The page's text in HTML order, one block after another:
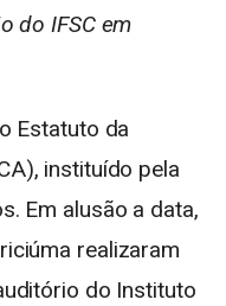
do IFSC em
Estatuto da
instituído pela
Em alusão a data,
realizaram
do Instituto